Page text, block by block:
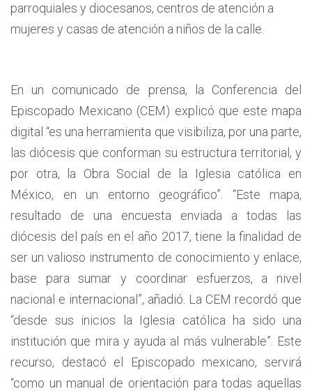
parroquiales y diocesanos, centros de atención a
mujeres y casas de atención a niños de la calle.
En un comunicado de prensa, la Conferencia del
Episcopado Mexicano (CEM) explicó que este mapa
digital “es una herramienta que visibiliza, por una parte,
las diócesis que conforman su estructura territorial, y
por otra, la Obra Social de la Iglesia católica en
México, en un entorno geográfico”. “Este mapa,
resultado de una encuesta enviada a todas las
diócesis del país en el año 2017, tiene la finalidad de
ser un valioso instrumento de conocimiento y enlace,
base para sumar y coordinar esfuerzos, a nivel
nacional e internacional”, añadió. La CEM recordó que
“desde sus inicios la Iglesia católica ha sido una
institución que mira y ayuda al más vulnerable”. Este
recurso, destacó el Episcopado mexicano, servirá
“como un manual de orientación para todas aquellas